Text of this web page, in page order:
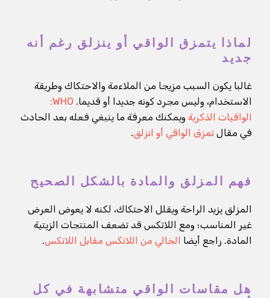
لماذا يتمزق الواقي أو ينزلق رغم أنه
جديد
غالبا يكون السبب مزيجا من الملاءمة والاحتكاك وطريقة
الاستخدام، وليس مجرد كونه جديدا أو قديما.
WHO:
الواقيات الذكرية ويمكنك معرفة ما ينبغي فعله بعد الحادث
في مقال تمزق الواقي أو انزلق.
فهم المزلق والمادة بالشكل الصحيح
المزلق يزيد الراحة ويقلل الاحتكاك، لكنه لا يعوض العرض
غير المناسب؛ ومع اللاتكس قد تضعف المنتجات الزيتية
المادة. راجع أيضا الخالي من اللاتكس مقابل اللاتكس.
هل مقاسات الواقي متشابهة في كل